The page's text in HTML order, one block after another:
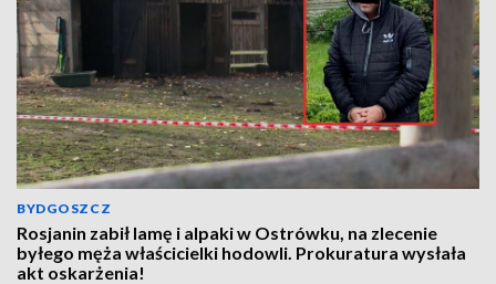
BYDGOSZCZ
Rosjanin zabił lamę i alpaki w Ostrówku, na zlecenie
byłego męża właścicielki hodowli. Prokuratura wysłała
akt oskarżenia!